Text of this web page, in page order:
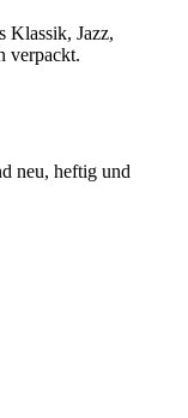
Klassik, Jazz,
verpackt.
neu, heftig und